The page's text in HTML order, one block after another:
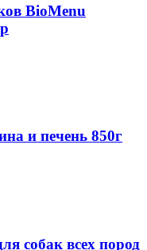
BioMenu
и печень 850г
собак всех пород